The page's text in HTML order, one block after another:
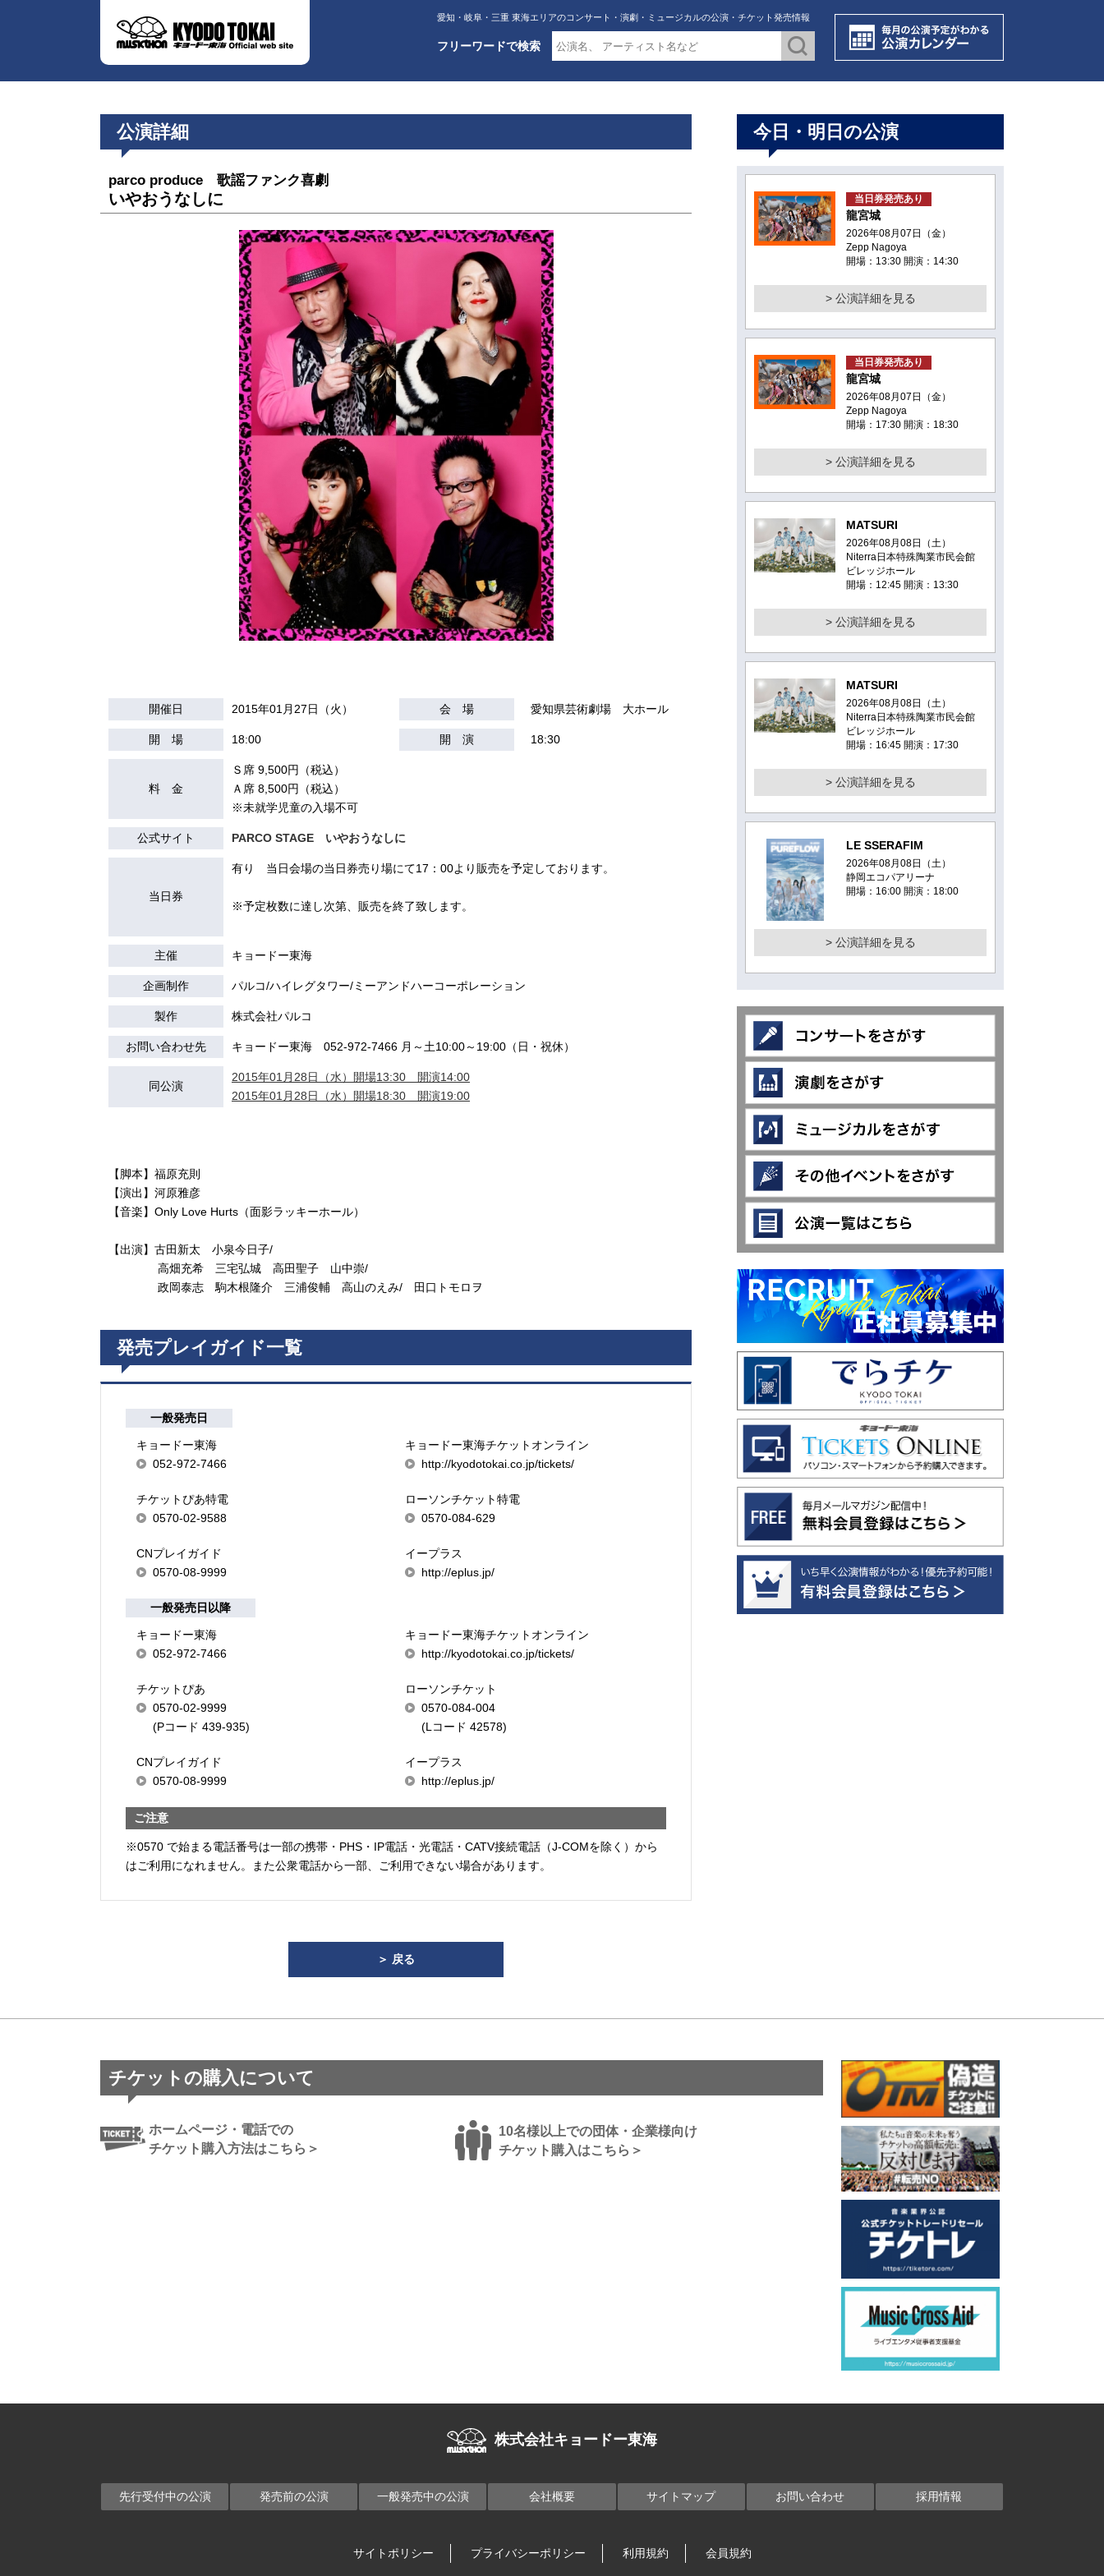
愛知・岐阜・三重 東海エリアのコンサート・演劇・ミュージカルの公演・チケット発売情報
フリーワードで検索
公演詳細
parco produce 歌謡ファンク喜劇
いやおうなしに
開催日 2015年01月27日（火） 会 場 愛知県芸術劇場 大ホール
開 場 18:00 開 演 18:30
料 金
Ｓ席 9,500円（税込）
Ａ席 8,500円（税込）
※未就学児童の入場不可
公式サイト PARCO STAGE いやおうなしに
当日券
有り 当日会場の当日券売り場にて17：00より販売を予定しております。
※予定枚数に達し次第、販売を終了致します。
主催 キョードー東海
企画制作 パルコ/ハイレグタワー/ミーアンドハーコーポレーション
製作 株式会社パルコ
お問い合わせ先 キョードー東海 052-972-7466 月～土10:00～19:00（日・祝休）
同公演
2015年01月28日（水）開場13:30 開演14:00
2015年01月28日（水）開場18:30 開演19:00
【脚本】福原充則
【演出】河原雅彦
【音楽】Only Love Hurts（面影ラッキーホール）
【出演】古田新太 小泉今日子/
高畑充希 三宅弘城 高田聖子 山中崇/
政岡泰志 駒木根隆介 三浦俊輔 高山のえみ/ 田口トモロヲ
発売プレイガイド一覧
一般発売日
キョードー東海
052-972-7466
キョードー東海チケットオンライン
http://kyodotokai.co.jp/tickets/
チケットぴあ特電
0570-02-9588
ローソンチケット特電
0570-084-629
CNプレイガイド
0570-08-9999
イープラス
http://eplus.jp/
一般発売日以降
キョードー東海
052-972-7466
キョードー東海チケットオンライン
http://kyodotokai.co.jp/tickets/
チケットぴあ
0570-02-9999
(Pコード 439-935)
ローソンチケット
0570-084-004
(Lコード 42578)
CNプレイガイド
0570-08-9999
イープラス
http://eplus.jp/
ご注意
※0570 で始まる電話番号は一部の携帯・PHS・IP電話・光電話・CATV接続電話（J-COMを除く）から
はご利用になれません。また公衆電話から一部、ご利用できない場合があります。
＞ 戻る
今日・明日の公演
当日券発売あり
龍宮城
2026年08月07日（金）
Zepp Nagoya
開場：13:30 開演：14:30
> 公演詳細を見る
当日券発売あり
龍宮城
2026年08月07日（金）
Zepp Nagoya
開場：17:30 開演：18:30
> 公演詳細を見る
MATSURI
2026年08月08日（土）
Niterra日本特殊陶業市民会館
ビレッジホール
開場：12:45 開演：13:30
> 公演詳細を見る
MATSURI
2026年08月08日（土）
Niterra日本特殊陶業市民会館
ビレッジホール
開場：16:45 開演：17:30
> 公演詳細を見る
LE SSERAFIM
2026年08月08日（土）
静岡エコパアリーナ
開場：16:00 開演：18:00
> 公演詳細を見る
チケットの購入について
ホームページ・電話での
チケット購入方法はこちら＞
10名様以上での団体・企業様向け
チケット購入はこちら＞
株式会社キョードー東海
先行受付中の公演 発売前の公演 一般発売中の公演 会社概要 サイトマップ お問い合わせ 採用情報
サイトポリシー プライバシーポリシー 利用規約 会員規約